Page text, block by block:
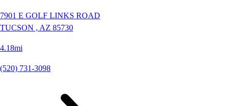
7901 E GOLF LINKS ROAD
TUCSON , AZ 85730
4.18mi
(520) 731-3098